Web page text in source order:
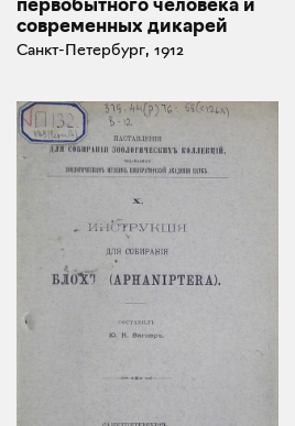
первобытного человека и
современных дикарей
Санкт-Петербург, 1912